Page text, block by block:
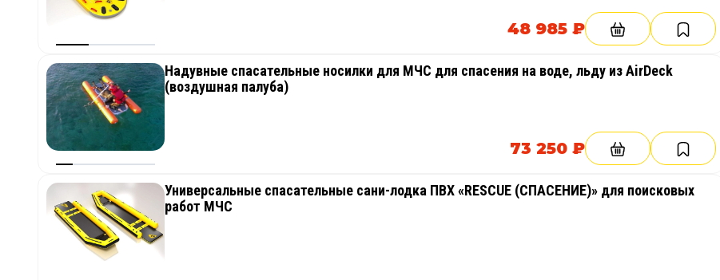
48 985 ₽
Надувные спасательные носилки для МЧС для спасения на воде, льду из AirDeck
(воздушная палуба)
73 250 ₽
Универсальные спасательные сани-лодка ПВХ «RESCUE (СПАСЕНИЕ)» для поисковых
работ МЧС